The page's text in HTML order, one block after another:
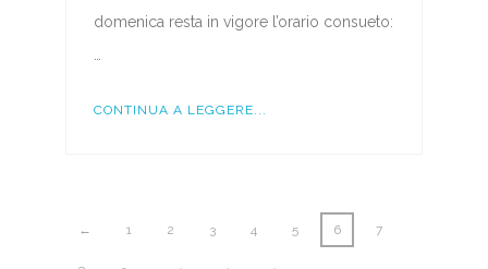
domenica resta in vigore l’orario consueto:
…
CONTINUA A LEGGERE...
← 1 2 3 4 5 6 7